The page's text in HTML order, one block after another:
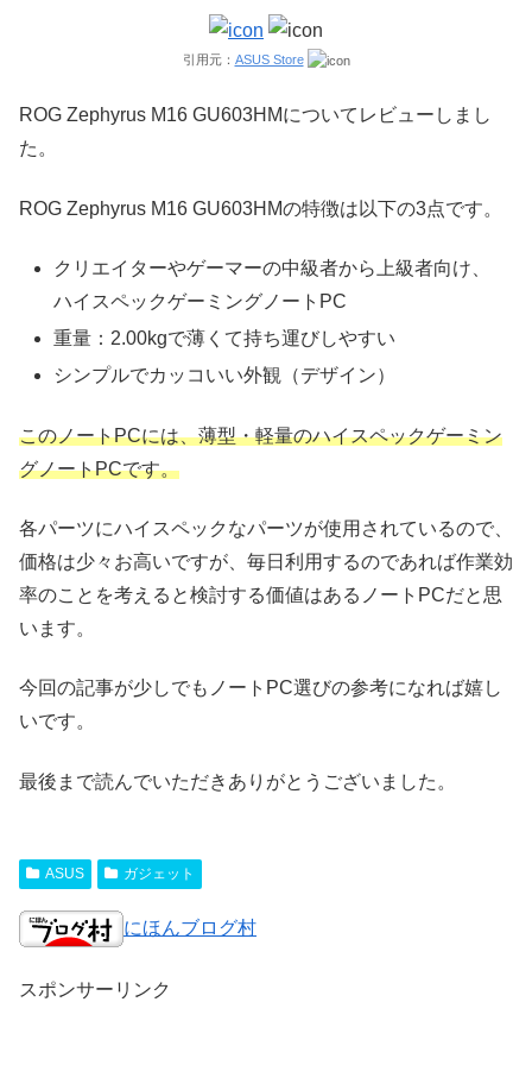
引用元： ASUS Store
ROG Zephyrus M16 GU603HMについてレビューしまし
た。
ROG Zephyrus M16 GU603HMの特徴は以下の3点です。
クリエイターやゲーマーの中級者から上級者向け、
ハイスペックゲーミングノートPC
重量：2.00kgで薄くて持ち運びしやすい
シンプルでカッコいい外観（デザイン）
このノートPCには、薄型・軽量のハイスペックゲーミン
グノートPCです。
各パーツにハイスペックなパーツが使用されているので、
価格は少々お高いですが、毎日利用するのであれば作業効
率のことを考えると検討する価値はあるノートPCだと思
います。
今回の記事が少しでもノートPC選びの参考になれば嬉し
いです。
最後まで読んでいただきありがとうございました。
ASUS ガジェット
にほんブログ村
スポンサーリンク